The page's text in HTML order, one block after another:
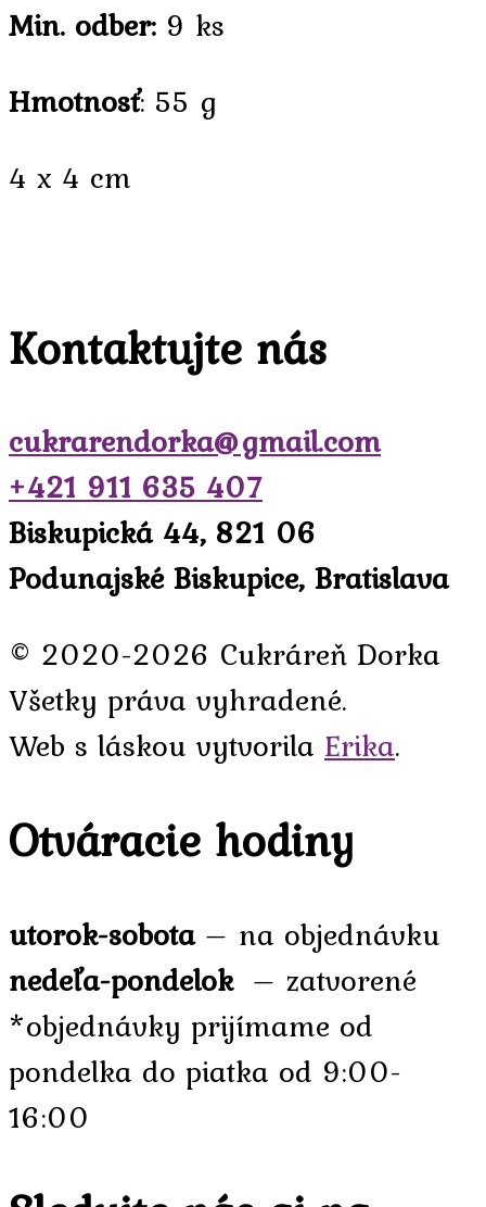
Min. odber: 9 ks
Hmotnosť: 55 g
4 x 4 cm
Kontaktujte nás
cukrarendorka@gmail.com
+421 911 635 407
Biskupická 44, 821 06
Podunajské Biskupice, Bratislava
© 2020-2026 Cukráreň Dorka
Všetky práva vyhradené.
Web s láskou vytvorila Erika.
Otváracie hodiny
utorok-sobota– na objednávku
nedeľa-pondelok – zatvorené
*objednávky prijímame od
pondelka do piatka od 9:00-
16:00